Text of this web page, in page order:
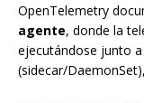
OpenTelemetry
agente, donde la
ejecutándose junto
(sidecar/